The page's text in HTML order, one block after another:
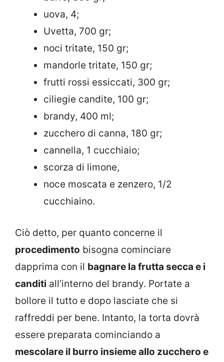
uova, 4;
Uvetta, 700 gr;
noci tritate, 150 gr;
mandorle tritate, 150 gr;
frutti rossi essiccati, 300 gr;
ciliegie candite, 100 gr;
brandy, 400 ml;
zucchero di canna, 180 gr;
cannella, 1 cucchiaio;
scorza di limone,
noce moscata e zenzero, 1/2
cucchiaino.
Ciò detto, per quanto concerne il
procedimento bisogna cominciare
dapprima con il bagnare la frutta secca e i
canditi all’interno del brandy. Portate a
bollore il tutto e dopo lasciate che si
raffreddi per bene. Intanto, la torta dovrà
essere preparata cominciando a
mescolare il burro insieme allo zucchero e